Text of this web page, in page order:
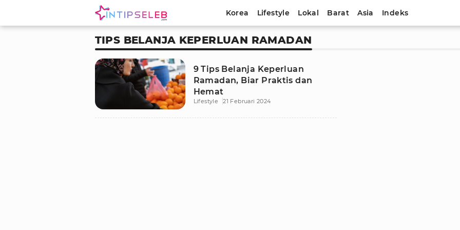
Korea Lifestyle Lokal Barat Asia Indeks
TIPS BELANJA KEPERLUAN RAMADAN
9 Tips Belanja Keperluan
Ramadan, Biar Praktis dan
Hemat
Lifestyle 21 Februari 2024